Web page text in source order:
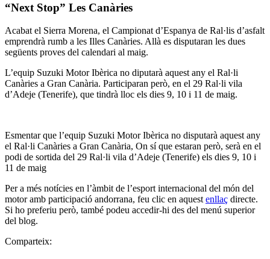
“Next Stop” Les Canàries
Acabat el Sierra Morena, el Campionat d’Espanya de Ral·lis d’asfalt
emprendrà rumb a les Illes Canàries. Allà es disputaran les dues
següents proves del calendari al maig.
L’equip Suzuki Motor Ibèrica no diputarà aquest any el Ral·li
Canàries a Gran Canària. Participaran però, en el 29 Ral·li vila
d’Adeje (Tenerife), que tindrà lloc els dies 9, 10 i 11 de maig.
Esmentar que l’equip Suzuki Motor Ibèrica no disputarà aquest any
el Ral·li Canàries a Gran Canària, On sí que estaran però, serà en el
podi de sortida del 29 Ral·li vila d’Adeje (Tenerife) els dies 9, 10 i
11 de maig
Per a més notícies en l’àmbit de l’esport internacional del món del
motor amb participació andorrana, feu clic en aquest enllaç directe.
Si ho preferiu però, també podeu accedir-hi des del menú superior
del blog.
Comparteix: